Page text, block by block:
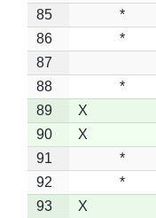
85
*
86
*
87
88
*
89
X
90
X
91
*
92
*
93
X